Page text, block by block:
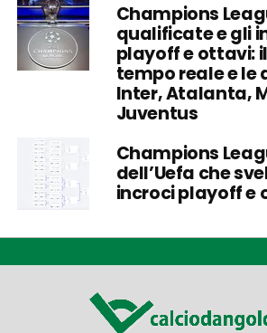
Champions
qualificate e gli
playoff e ottavi:
tempo reale e le
Inter, Atalanta,
Juventus
Champions
dell’Uefa che
incroci playoff e